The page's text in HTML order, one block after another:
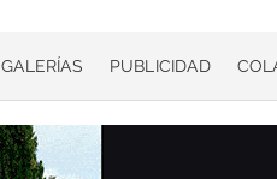
GALERÍAS PUBLICIDAD